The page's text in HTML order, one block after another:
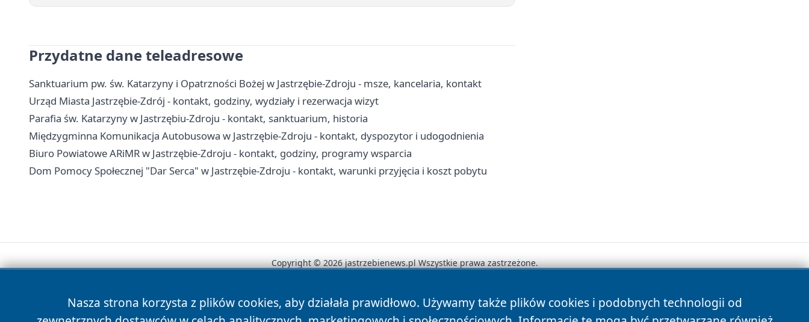
Przydatne dane teleadresowe
Sanktuarium pw. św. Katarzyny i Opatrzności Bożej w Jastrzębie-Zdroju - msze, kancelaria, kontakt
Urząd Miasta Jastrzębie-Zdrój - kontakt, godziny, wydziały i rezerwacja wizyt
Parafia św. Katarzyny w Jastrzębiu-Zdroju - kontakt, sanktuarium, historia
Międzygminna Komunikacja Autobusowa w Jastrzębie-Zdroju - kontakt, dyspozytor i udogodnienia
Biuro Powiatowe ARiMR w Jastrzębie-Zdroju - kontakt, godziny, programy wsparcia
Dom Pomocy Społecznej "Dar Serca" w Jastrzębie-Zdroju - kontakt, warunki przyjęcia i koszt pobytu
Nasza strona korzysta z plików cookies, aby działała prawidłowo. Używamy także plików cookies i podobnych technologii od
Copyright © 2026 jastrzebienews.pl Wszystkie prawa zastrzeżone.
News Autorzy Polityka Prywatności Polityka Cookies